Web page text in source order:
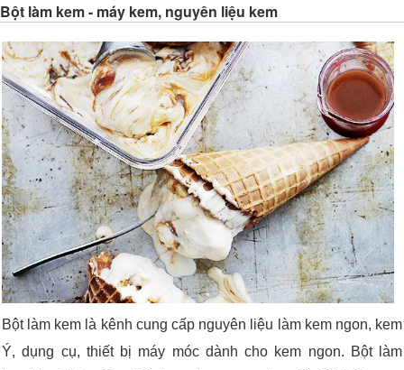
Bột làm kem - máy kem, nguyên liệu kem
Bột làm kem là kênh cung cấp nguyên liệu làm kem ngon, kem
Ý, dụng cụ, thiết bị máy móc dành cho kem ngon. Bột làm